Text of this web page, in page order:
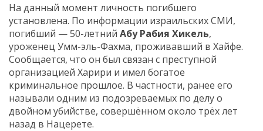
На данный момент личность погибшего
установлена. По информации израильских СМИ,
погибший — 50-летний Абу Рабия Хикель,
уроженец Умм-эль-Фахма, проживавший в Хайфе.
Сообщается, что он был связан с преступной
организацией Харири и имел богатое
криминальное прошлое. В частности, ранее его
называли одним из подозреваемых по делу о
двойном убийстве, совершённом около трёх лет
назад в Нацерете.